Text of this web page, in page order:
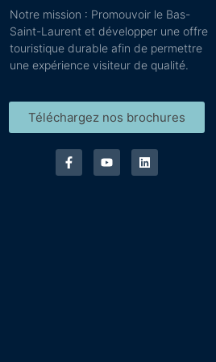
Notre mission : Promouvoir le Bas-
Saint-Laurent et développer une offre
touristique durable afin de permettre
une expérience visiteur de qualité.
Téléchargez nos brochures